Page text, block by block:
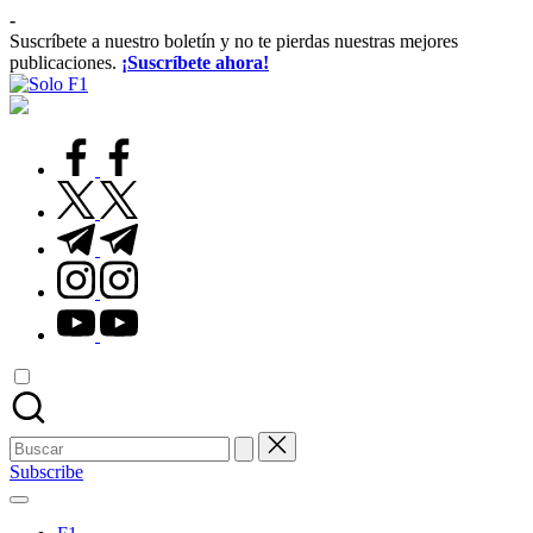
Saltar
al
contenido
-
Suscríbete a nuestro boletín y no te pierdas nuestras mejores
publicaciones. ¡Suscríbete ahora!
Para
facebook.com
twitter.com
t.me
instagram.com
youtube.com
Buscar:
Subscribe